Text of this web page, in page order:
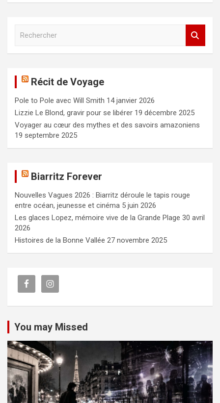
c
h
e
r
Récit de Voyage
Pole to Pole avec Will Smith 14 janvier 2026
Lizzie Le Blond, gravir pour se libérer 19 décembre 2025
Voyager au cœur des mythes et des savoirs amazoniens
19 septembre 2025
Biarritz Forever
Nouvelles Vagues 2026 : Biarritz déroule le tapis rouge
entre océan, jeunesse et cinéma 5 juin 2026
Les glaces Lopez, mémoire vive de la Grande Plage 30 avril
2026
Histoires de la Bonne Vallée 27 novembre 2025
You may Missed